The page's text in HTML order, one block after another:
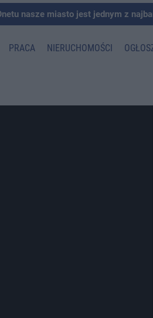
nasze miasto jest jednym z
PRACA NIERUCHOMOŚCI